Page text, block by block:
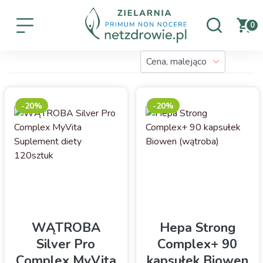
0
WĄTROBA
Silver Pro
-20%
Hepa Strong
Complex+ 90
-20%